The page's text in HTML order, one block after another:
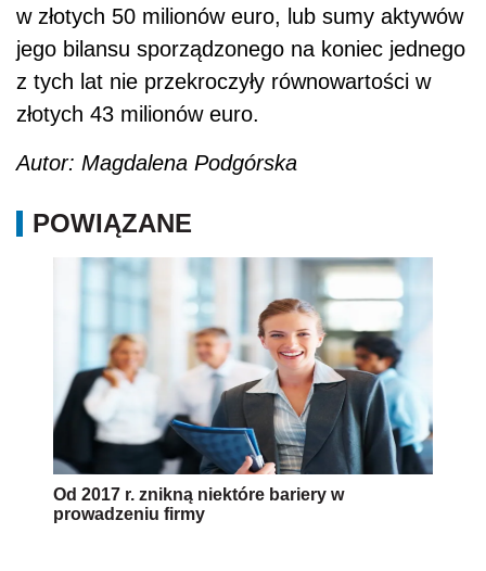
w złotych 50 milionów euro, lub sumy aktywów
jego bilansu sporządzonego na koniec jednego
z tych lat nie przekroczyły równowartości w
złotych 43 milionów euro.
Autor: Magdalena Podgórska
POWIĄZANE
Od 2017 r. znikną niektóre bariery w
prowadzeniu firmy